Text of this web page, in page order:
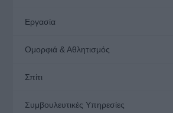
Εργασία
Ομορφιά & Αθλητισμός
Σπίτι
Συμβουλευτικές Υπηρεσίες